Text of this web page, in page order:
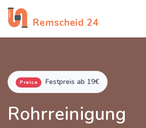
Remscheid 24
Preise Festpreis ab 19€
Rohrreinigung